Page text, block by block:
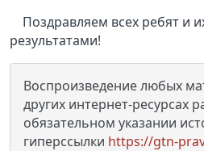
Поздравляем всех ребят и
результатами!
Воспроизведение любых
других интернет-ресурсах
обязательном указании
гиперссылки https://gtn-